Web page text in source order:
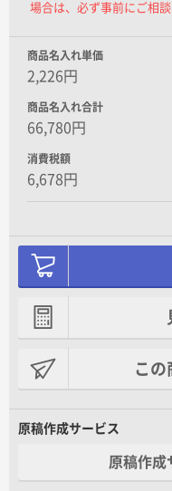
場合は、必ず事前にご相談
商品名入れ単価
2,226円
商品名入れ合計
66,780円
消費税額
6,678円
この
原稿作成サービス
原稿作成